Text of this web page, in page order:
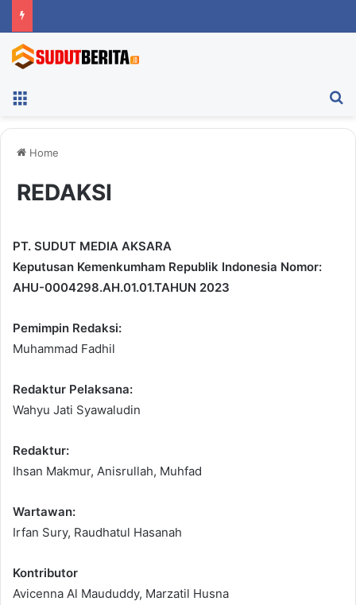
Home
REDAKSI
PT. SUDUT MEDIA AKSARA
Keputusan Kemenkumham Republik Indonesia Nomor:
AHU-0004298.AH.01.01.TAHUN 2023
Pemimpin Redaksi:
Muhammad Fadhil
Redaktur Pelaksana:
Wahyu Jati Syawaludin
Redaktur:
Ihsan Makmur, Anisrullah, Muhfad
Wartawan:
Irfan Sury, Raudhatul Hasanah
Kontributor
Avicenna Al Maududdy, Marzatil Husna